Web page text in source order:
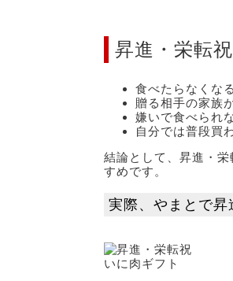
昇進・栄転
食べたらなくな
贈る相手の家族
嫌いで食べられ
自分では普段買
結論として、昇進・
すめです。
実際、やまとで昇